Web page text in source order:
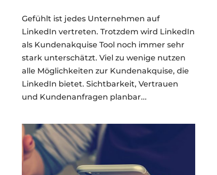
Gefühlt ist jedes Unternehmen auf
LinkedIn vertreten. Trotzdem wird LinkedIn
als Kundenakquise Tool noch immer sehr
stark unterschätzt. Viel zu wenige nutzen
alle Möglichkeiten zur Kundenakquise, die
LinkedIn bietet. Sichtbarkeit, Vertrauen
und Kundenanfragen planbar...